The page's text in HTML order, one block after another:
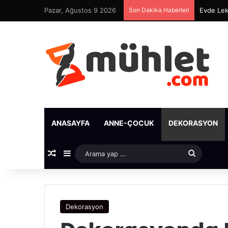
Pazar, Ağustos 9 2026 Son Dakika Haberleri Evde
ANASAYFA ANNE-ÇOCUK DEKORASYON
Rastgele Makale
Kenar Bölmesi
yap
Dekorasyon